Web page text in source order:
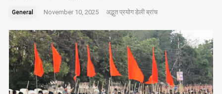
General November 10, 2025 अद्भुत प्रयोगडेली ब्रांच